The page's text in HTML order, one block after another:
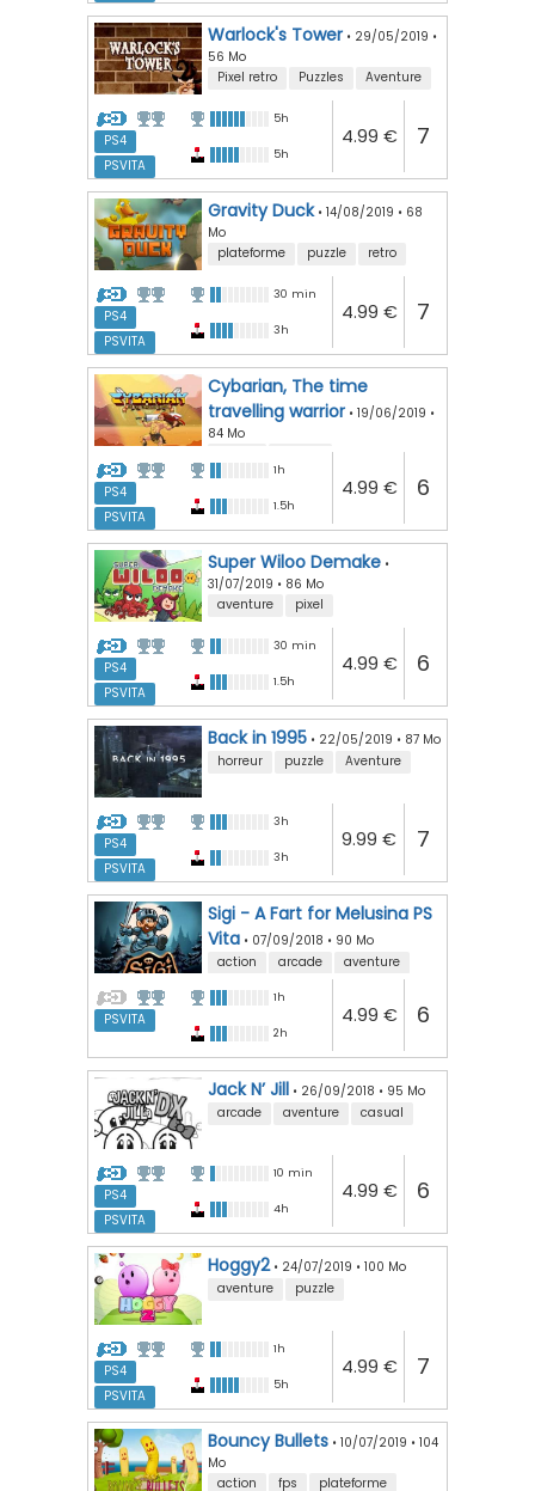
Warlock's Tower • 29/05/2019 •
56 Mo
Pixel retro
Puzzles Aventure
PS4
PSVITA
5h
5h
4.99 € 7
Gravity Duck• 14/08/2019 • 68
Mo
plateforme
puzzle retro
PS4
PSVITA
30 min
3h
4.99 € 7
Cybarian, The time
travelling warrior • 19/06/2019 •
84 Mo
PS4
PSVITA
1h
1.5h
4.99 € 6
Super Wiloo Demake •
31/07/2019 • 86 Mo
aventure
pixel
PS4
PSVITA
30 min
1.5h
4.99 € 6
Back in 1995 • 22/05/2019 • 87 Mo
horreur
puzzle Aventure
PS4
PSVITA
3h
3h
9.99 € 7
Sigi - A Fart for Melusina PS
Vita • 07/09/2018 • 90 Mo
action
arcade aventure
PSVITA
1h
2h
4.99 € 6
Jack N’ Jill • 26/09/2018 • 95 Mo
arcade
aventure casual
PS4
PSVITA
10 min
4h
4.99 € 6
Hoggy2• 24/07/2019 • 100 Mo
aventure
puzzle
PS4
PSVITA
1h
5h
4.99 € 7
Bouncy Bullets • 10/07/2019 • 104
Mo
action
fps plateforme